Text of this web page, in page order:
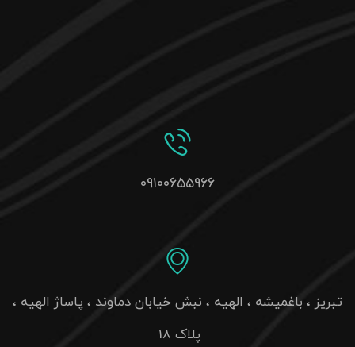
۰۹۱۰۰۶۵۵۹۶۶
تبریز ، باغمیشه ، الهیه ، نبش خیابان دماوند ، پاساژ الهیه ،
پلاک 18